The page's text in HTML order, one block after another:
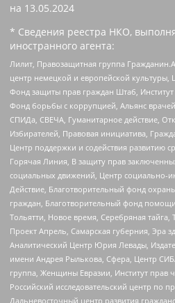
на 13.05.2024
* Сведения реестра НКО,
иностранного агента:
Лилит, Правозащитная группа
центр немецкой и европейской культуры,
Фонд защиты прав граждан Штаб,
Фонд борьбы с коррупцией, Альянс
СПИДа, СВЕЧА, Гуманитарное действие,
Избирателей, Правовая инициатива,
Центр поддержки и содействия развитию
Горячая Линия, В защиту прав
социальных движений, Центр социально-
Действие, Благотворительный фонд
граждан, Благотворительный фонд
Тольятти, Новое время, Серебряная тайга,
Проект Апрель, Самарская губерния, Эра
Аналитический Центр Юрия Левады,
имени Андрея Рылькова, Сфера, Центр
группа, Женщины Евразии, Институт прав
Российский исследовательский центр по
Дальневосточный центр развития